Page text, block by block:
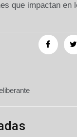
que impactan en